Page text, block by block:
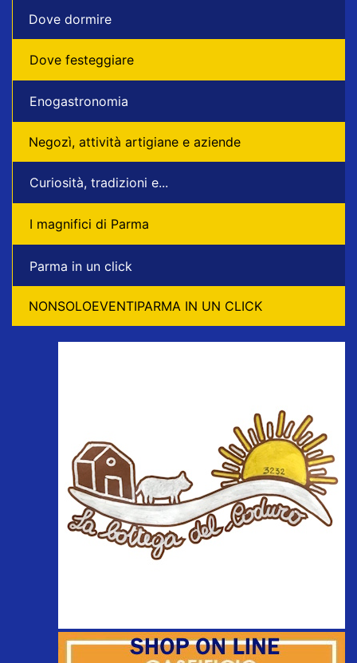
Dove dormire
Dove festeggiare
Enogastronomia
Negozì, attività artigiane e aziende
Curiosità, tradizioni e...
I magnifici di Parma
Parma in un click
NONSOLOEVENTIPARMA IN UN CLICK